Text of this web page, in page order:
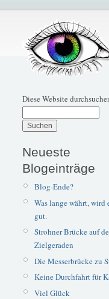
Diese Website
Neueste
Blogeinträge
Blog-Ende?
Was lange währt, wird
gut.
Strohner Brücke auf
Zielgeraden
Die Messerbrücke zu
Keine Durchfahrt für
Viel Glück